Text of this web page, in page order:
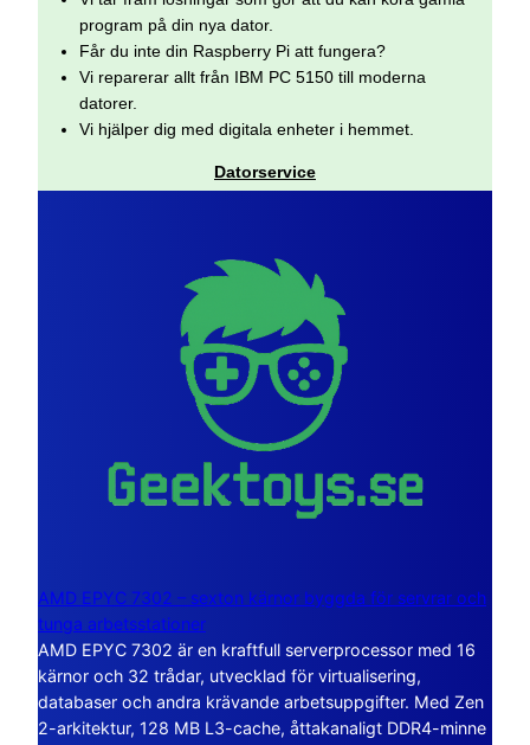
program på din nya dator.
Får du inte din Raspberry Pi att fungera?
Vi reparerar allt från IBM PC 5150 till moderna
datorer.
Vi hjälper dig med digitala enheter i hemmet.
Datorservice
AMD EPYC 7302 – sexton kärnor byggda för servrar och
tunga arbetsstationer
AMD EPYC 7302 är en kraftfull serverprocessor med 16
kärnor och 32 trådar, utvecklad för virtualisering,
databaser och andra krävande arbetsuppgifter. Med Zen
2-arkitektur, 128 MB L3-cache, åttakanaligt DDR4-minne